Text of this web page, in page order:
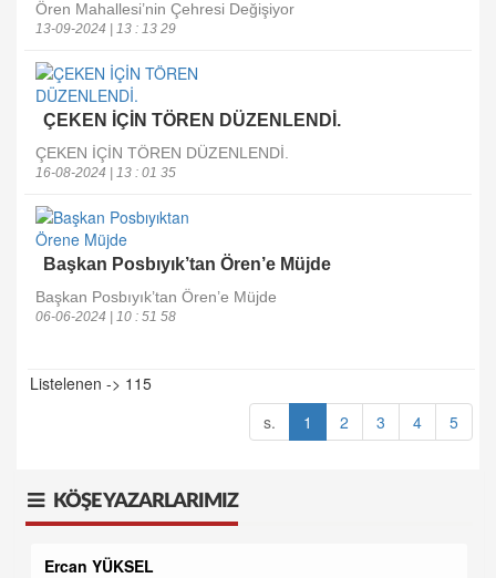
Ören Mahallesi’nin Çehresi Değişiyor
13-09-2024 | 13 : 13 29
ÇEKEN İÇİN TÖREN DÜZENLENDİ.
ÇEKEN İÇİN TÖREN DÜZENLENDİ.
16-08-2024 | 13 : 01 35
Başkan Posbıyık’tan Ören’e Müjde
Başkan Posbıyık’tan Ören’e Müjde
06-06-2024 | 10 : 51 58
Listelenen -> 115
s.
1 2 3 4 5
KÖŞE YAZARLARIMIZ
Ercan YÜKSEL